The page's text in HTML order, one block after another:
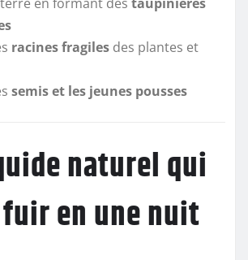
racines fragiles des plantes et
semis et les jeunes pousses
naturel qui
en une nuit